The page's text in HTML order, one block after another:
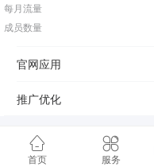
每月流量
成员数量
官网应用
推广优化
首页 服务